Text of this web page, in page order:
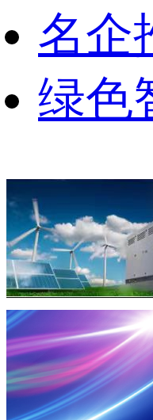
名企
绿色